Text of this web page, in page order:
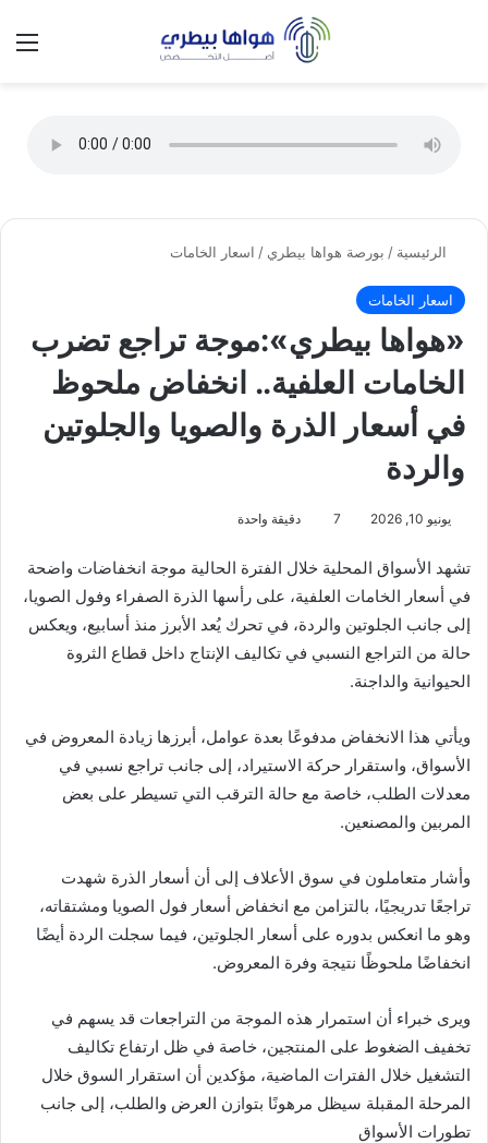
الوضع
الرئيسية / بورصة هواها بيطري / اسعار الخامات
اسعار الخامات
«هواها بيطري»:موجة تراجع تضرب
الخامات العلفية.. انخفاض ملحوظ
في أسعار الذرة والصويا والجلوتين
والردة
يونيو 10, 2026 7 دقيقة واحدة
تشهد الأسواق المحلية خلال الفترة الحالية موجة انخفاضات واضحة
في أسعار الخامات العلفية، على رأسها الذرة الصفراء وفول الصويا،
إلى جانب الجلوتين والردة، في تحرك يُعد الأبرز منذ أسابيع، ويعكس
حالة من التراجع النسبي في تكاليف الإنتاج داخل قطاع الثروة
الحيوانية والداجنة.
ويأتي هذا الانخفاض مدفوعًا بعدة عوامل، أبرزها زيادة المعروض في
الأسواق، واستقرار حركة الاستيراد، إلى جانب تراجع نسبي في
معدلات الطلب، خاصة مع حالة الترقب التي تسيطر على بعض
المربين والمصنعين.
وأشار متعاملون في سوق الأعلاف إلى أن أسعار الذرة شهدت
تراجعًا تدريجيًا، بالتزامن مع انخفاض أسعار فول الصويا ومشتقاته،
وهو ما انعكس بدوره على أسعار الجلوتين، فيما سجلت الردة أيضًا
انخفاضًا ملحوظًا نتيجة وفرة المعروض.
ويرى خبراء أن استمرار هذه الموجة من التراجعات قد يسهم في
تخفيف الضغوط على المنتجين، خاصة في ظل ارتفاع تكاليف
التشغيل خلال الفترات الماضية، مؤكدين أن استقرار السوق خلال
المرحلة المقبلة سيظل مرهونًا بتوازن العرض والطلب، إلى جانب
تطورات الأسواق